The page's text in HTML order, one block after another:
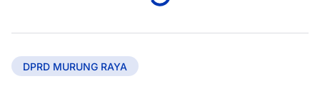
DPRD MURUNG RAYA